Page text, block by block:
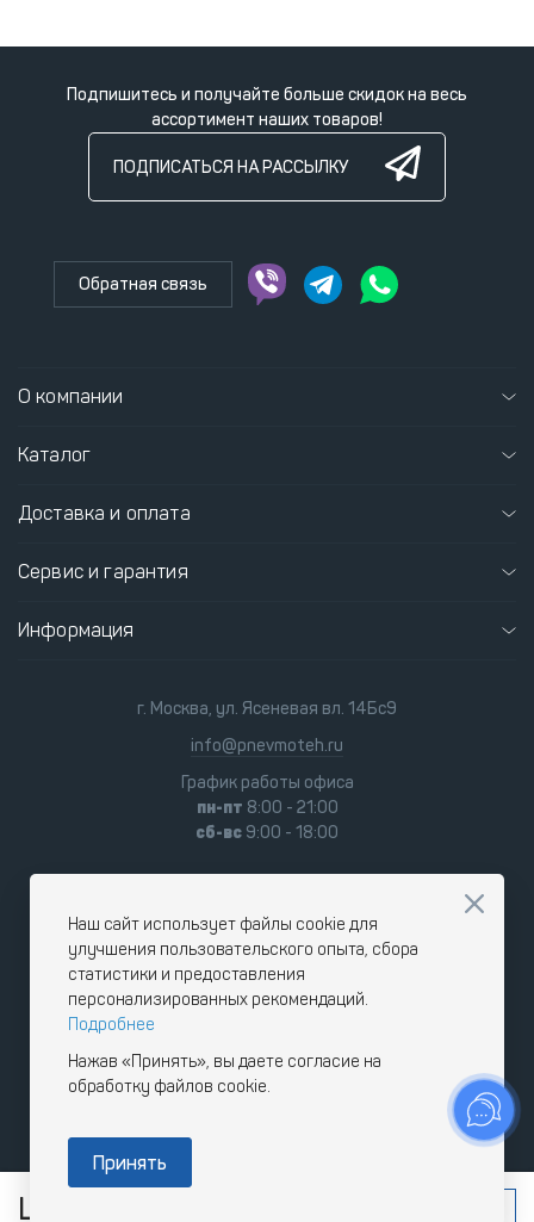
Цена по запросу
Подпишитесь и получайте больше скидок на весь
ассортимент наших товаров!
ПОДПИСАТЬСЯ НА РАССЫЛКУ
Обратная связь
О компании
Каталог
Доставка и оплата
Сервис и гарантия
Информация
г. Москва, ул. Ясеневая вл. 14Бс9
info@pnevmoteh.ru
График работы офиса
пн-пт 8:00 - 21:00
сб-вс 9:00 - 18:00
Наш сайт использует файлы cookie для
улучшения пользовательского опыта, сбора
статистики и предоставления
персонализированных рекомендаций.
Подробнее
Нажав «Принять», вы даете согласие на
обработку файлов cookie.
Принять